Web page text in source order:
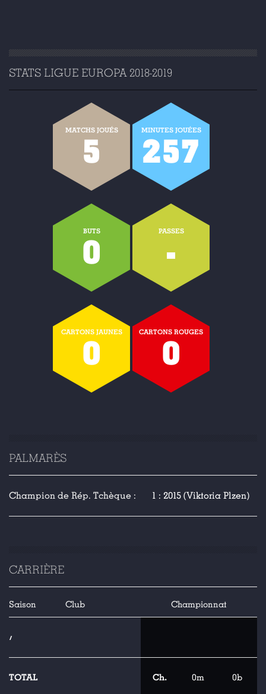
STATS LIGUE EUROPA 2018-2019
MATCHS JOUÉS
5
MINUTES JOUÉES
257
BUTS
0
PASSES
-
CARTONS JAUNES
0
CARTONS ROUGES
0
PALMARÈS
Champion de Rép. Tchèque : 1 : 2015 (Viktoria Plzen)
CARRIÈRE
Saison Club Championnat
/
TOTAL Ch. 0m 0b